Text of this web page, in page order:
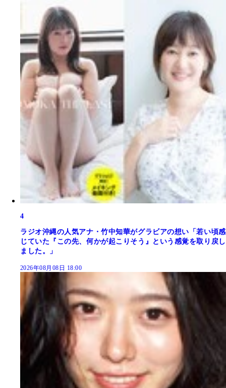
4
ラジオ沖縄の人気アナ・竹中知華がグラビアの想い「若い頃感
じていた『この先、何かが起こりそう』という感覚を取り戻し
ました。」
2026年08月08日 18:00